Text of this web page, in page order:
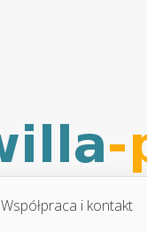
Współpraca i kontakt